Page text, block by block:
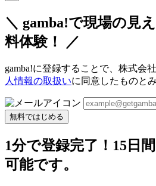
＼ gamba!で現場の見
料体験！ ／
gamba!に登録することで、株式会
人情報の取扱いに同意したものと
無料ではじめる
1分で登録完了！15日
可能です。